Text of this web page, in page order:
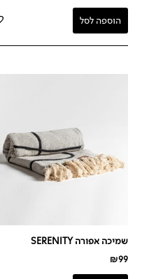
הוספה לסל
שמיכה אפורה SERENITY
₪99